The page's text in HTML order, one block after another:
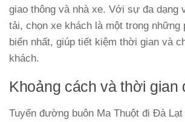
giao thông và nhà xe. Với sự đa dạng
tải, chọn xe khách là một trong những
biến nhất, giúp tiết kiệm thời gian và
khách.
Khoảng cách và thời gian
Tuyến đường buôn Ma Thuột đi Đà